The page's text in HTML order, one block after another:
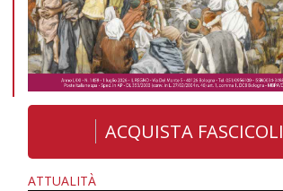
ACQUISTA FASCICOLI
ATTUALITÀ